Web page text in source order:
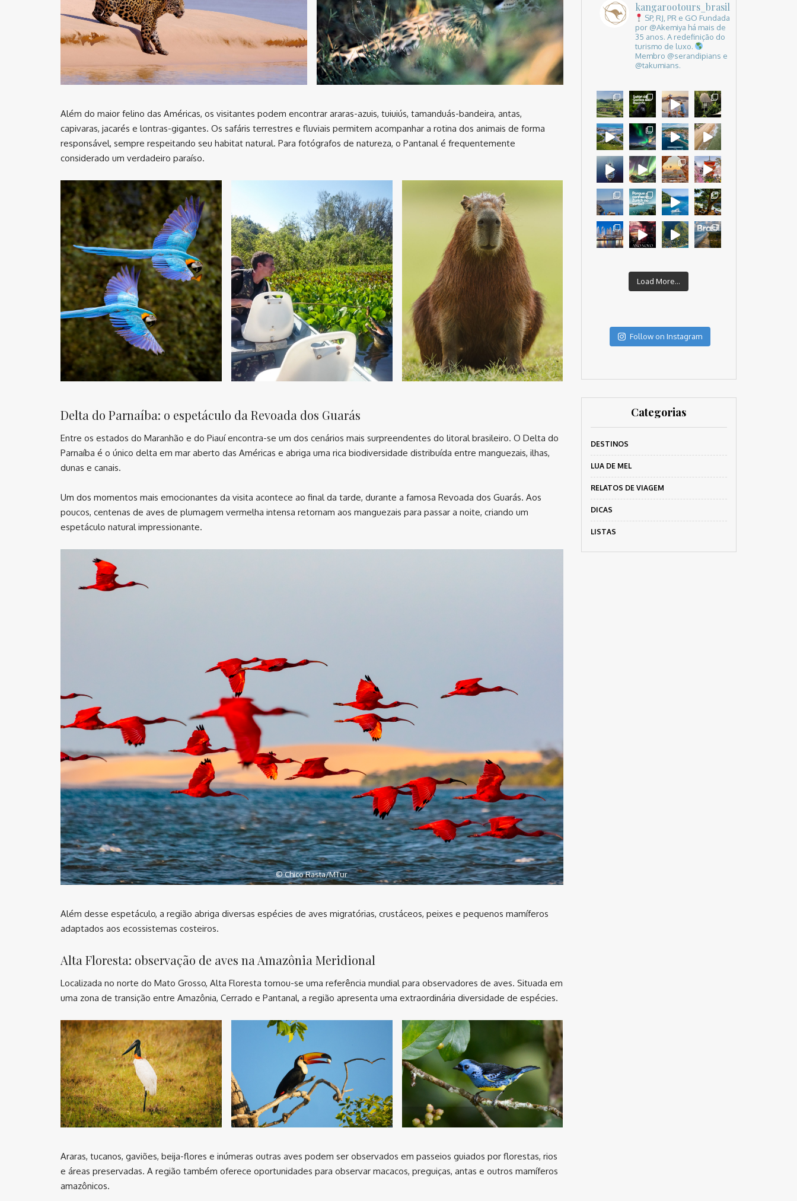
Além do maior felino das Américas, os visitantes podem encontrar araras-azuis, tuiuiús, tamanduás-bandeira, antas,
capivaras, jacarés e lontras-gigantes. Os safáris terrestres e fluviais permitem acompanhar a rotina dos animais de forma
responsável, sempre respeitando seu habitat natural. Para fotógrafos de natureza, o Pantanal é frequentemente
considerado um verdadeiro paraíso.
Delta do Parnaíba: o espetáculo da Revoada dos Guarás
Entre os estados do Maranhão e do Piauí encontra-se um dos cenários mais surpreendentes do litoral brasileiro. O Delta do
Parnaíba é o único delta em mar aberto das Américas e abriga uma rica biodiversidade distribuída entre manguezais, ilhas,
dunas e canais.
Um dos momentos mais emocionantes da visita acontece ao final da tarde, durante a famosa Revoada dos Guarás. Aos
poucos, centenas de aves de plumagem vermelha intensa retornam aos manguezais para passar a noite, criando um
espetáculo natural impressionante.
© Chico Rasta/MTur
Além desse espetáculo, a região abriga diversas espécies de aves migratórias, crustáceos, peixes e pequenos mamíferos
adaptados aos ecossistemas costeiros.
Alta Floresta: observação de aves na Amazônia Meridional
Localizada no norte do Mato Grosso, Alta Floresta tornou-se uma referência mundial para observadores de aves. Situada em
uma zona de transição entre Amazônia, Cerrado e Pantanal, a região apresenta uma extraordinária diversidade de espécies.
Araras, tucanos, gaviões, beija-flores e inúmeras outras aves podem ser observados em passeios guiados por florestas, rios
e áreas preservadas. A região também oferece oportunidades para observar macacos, preguiças, antas e outros mamíferos
amazônicos.
kangarootours_brasil
SP, RJ, PR e GO Fundada
por @Akemiya há mais de
35 anos. A redefinição do
turismo de luxo.
Membro @serandipians e
@takumians.
Load More...
Follow on Instagram
Categorias
DESTINOS
LUA DE MEL
RELATOS DE VIAGEM
DICAS
LISTAS